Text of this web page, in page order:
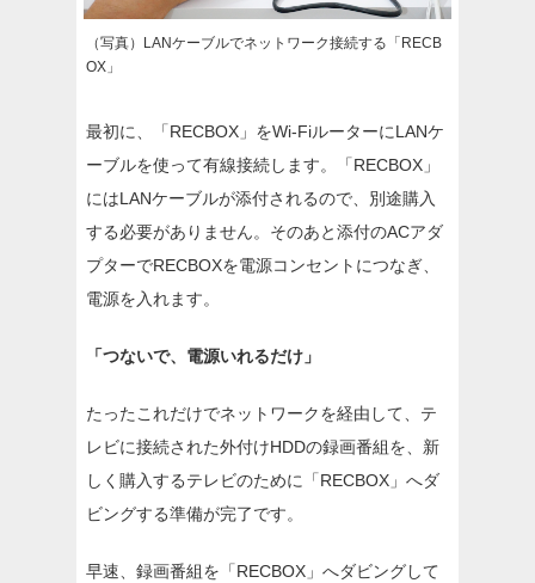
（写真）LANケーブルでネットワーク接続する「RECB
OX」
最初に、「RECBOX」をWi-FiルーターにLANケ
ーブルを使って有線接続します。「RECBOX」
にはLANケーブルが添付されるので、別途購入
する必要がありません。そのあと添付のACアダ
プターでRECBOXを電源コンセントにつなぎ、
電源を入れます。
「つないで、電源いれるだけ」
たったこれだけでネットワークを経由して、テ
レビに接続された外付けHDDの録画番組を、新
しく購入するテレビのために「RECBOX」へダ
ビングする準備が完了です。
早速、録画番組を「RECBOX」へダビングして